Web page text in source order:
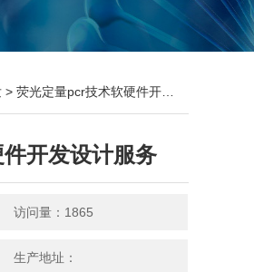
> 荧光定量pcr技术软硬件开发设计服务
开发设计服务
访问量：1865
生产地址：